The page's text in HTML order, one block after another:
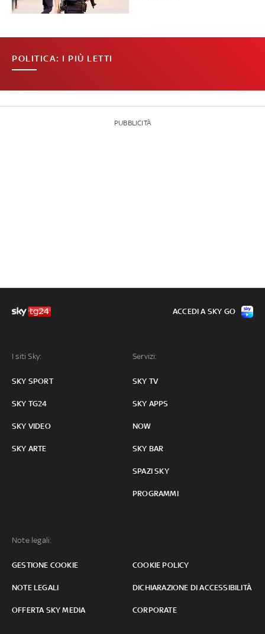
POLITICA: I PIÙ LETTI
PUBBLICITÀ
I siti Sky:
SKY SPORT
SKY TG24
SKY VIDEO
SKY ARTE
Servizi:
SKY TV
SKY APPS
NOW
SKY BAR
SPAZI SKY
PROGRAMMI
Note legali:
GESTIONE COOKIE COOKIE POLICY
NOTE LEGALI DICHIARAZIONE DI ACCESSIBILITÀ
OFFERTA SKY MEDIA CORPORATE
ACCEDI A SKY GO